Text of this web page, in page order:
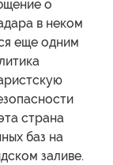
о
в неком
еще одним
страна
баз на
заливе.